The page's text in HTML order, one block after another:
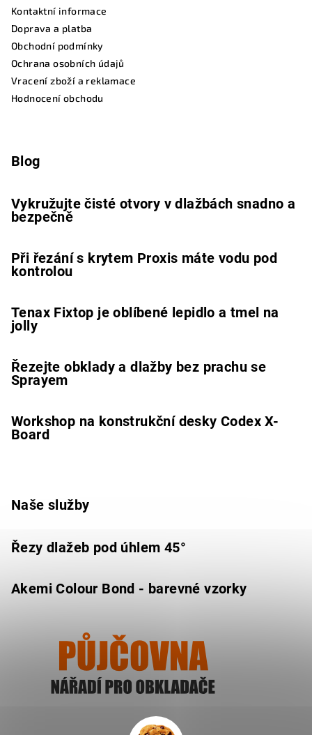
Kontaktní informace
Doprava a platba
Obchodní podmínky
Ochrana osobních údajů
Vracení zboží a reklamace
Hodnocení obchodu
Blog
Vykružujte čisté otvory v dlažbách snadno a
bezpečně
Při řezání s krytem Proxis máte vodu pod
kontrolou
Tenax Fixtop je oblíbené lepidlo a tmel na
jolly
Řezejte obklady a dlažby bez prachu se
Sprayem
Workshop na konstrukční desky Codex X-
Board
Naše služby
Řezy dlažeb pod úhlem 45°
Akemi Colour Bond - barevné vzorky
Ukázat